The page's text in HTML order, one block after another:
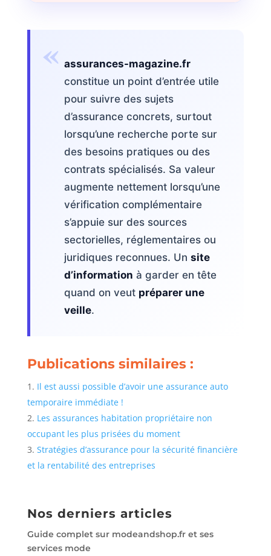
« assurances-magazine.fr
constitue un point d’entrée utile
pour suivre des sujets
d’assurance concrets, surtout
lorsqu’une recherche porte sur
des besoins pratiques ou des
contrats spécialisés. Sa valeur
augmente nettement lorsqu’une
vérification complémentaire
s’appuie sur des sources
sectorielles, réglementaires ou
juridiques reconnues. Un site
d’information à garder en tête
quand on veut préparer une
veille.
Publications similaires :
Il est aussi possible d’avoir une assurance auto
temporaire immédiate !
Les assurances habitation propriétaire non
occupant les plus prisées du moment
Stratégies d’assurance pour la sécurité financière
et la rentabilité des entreprises
Nos derniers articles
Guide complet sur modeandshop.fr et ses
services mode